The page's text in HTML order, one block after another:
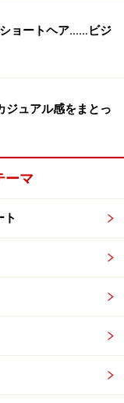
ョートヘア……ビジ
ュアル感をまとっ
ーマ